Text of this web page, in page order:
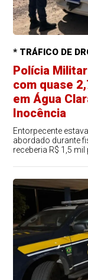
* TRÁFICO DE
Polícia
com quase
em Água
Inocência
Entorpecente
abordado durante
receberia R$ 1,5